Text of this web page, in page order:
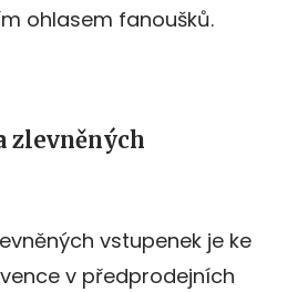
ohlasem fanoušků.
zlevněných
vstupenek je ke
v předprodejních